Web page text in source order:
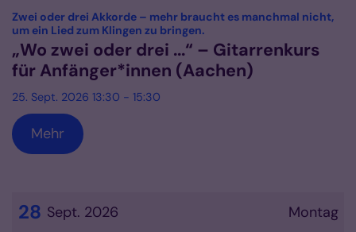
Datum: 25. September 2026
Zwei oder drei Akkorde – mehr braucht es manchmal nicht,
um ein Lied zum Klingen zu bringen.
„Wo zwei oder drei ...“ – Gitarrenkurs
für Anfänger*innen (Aachen)
25. Sept. 2026 13:30 - 15:30
Mehr
Montag
28 Sept. 2026